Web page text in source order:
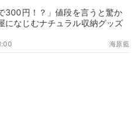
300円！？」値段を言うと驚か
になじむナチュラル収納グッズ
海原藍